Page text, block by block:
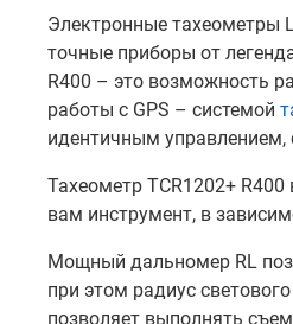
Электронные тахеометры
точные приборы от
R400 – это возможность
работы с GPS – системой
идентичным
Тахеометр TCR1202+
вам инструмент, в
Мощный дальномер RL
при этом радиус
позволяет выполнять